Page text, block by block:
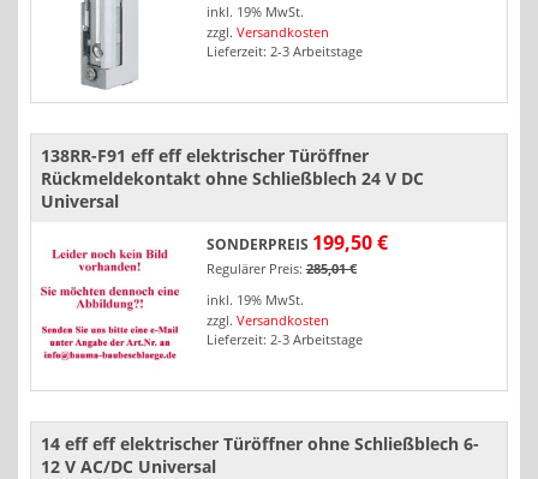
inkl. 19% MwSt.
zzgl. Versandkosten
Lieferzeit: 2-3 Arbeitstage
138RR-F91 eff eff elektrischer Türöffner
Rückmeldekontakt ohne Schließblech 24 V DC
Universal
SONDERPREIS 199,50 €
Regulärer Preis: 285,01 €
inkl. 19% MwSt.
zzgl. Versandkosten
Lieferzeit: 2-3 Arbeitstage
14 eff eff elektrischer Türöffner ohne Schließblech 6-
12 V AC/DC Universal